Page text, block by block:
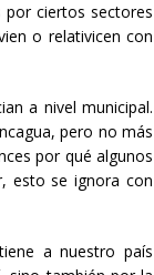
por ciertos sectores
o relativicen con
a nivel municipal.
pero no más
por qué algunos
esto se ignora con
a nuestro país